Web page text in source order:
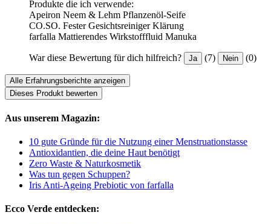
Produkte die ich verwende:
Apeiron Neem & Lehm Pflanzenöl-Seife
CO.SO. Fester Gesichtsreiniger Klärung
farfalla Mattierendes Wirkstofffluid Manuka
War diese Bewertung für dich hilfreich? Ja (7) Nein (0)
Alle Erfahrungsberichte anzeigen
Dieses Produkt bewerten
Aus unserem Magazin:
10 gute Gründe für die Nutzung einer Menstruationstasse
Antioxidantien, die deine Haut benötigt
Zero Waste & Naturkosmetik
Was tun gegen Schuppen?
Iris Anti-Ageing Prebiotic von farfalla
Ecco Verde entdecken: